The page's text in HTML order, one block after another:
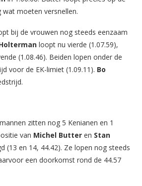
moeten versnellen.
bij de vrouwen nog steeds eenzaam
loopt nu vierde (1.07.59),
(1.08.46). Beiden lopen onder de
voor de EK-limiet (1.09.11). Bo
zitten nog 5 Kenianen en 1
van Michel Butter en Stan
(13 en 14, 44.42). Ze lopen nog steeds
een doorkomst rond de 44.57